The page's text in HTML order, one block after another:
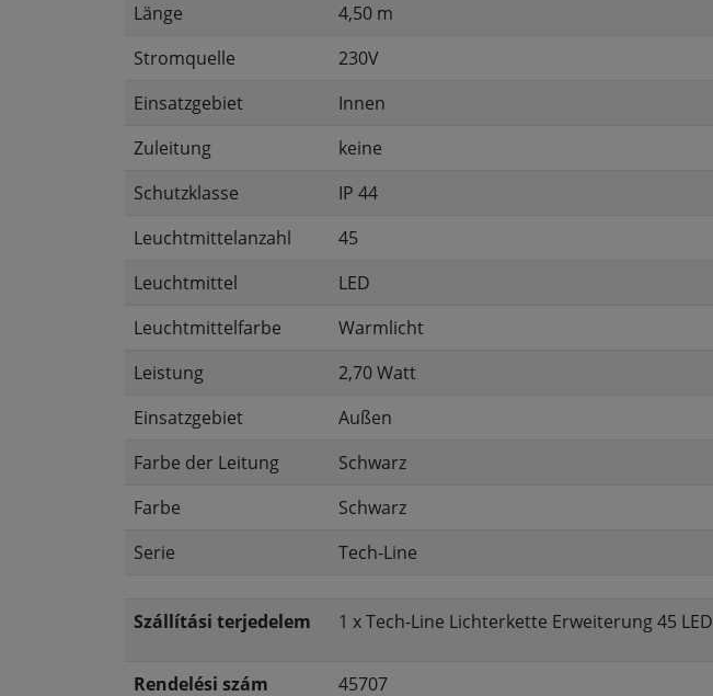
Länge
4,50 m
Stromquelle
230V
Einsatzgebiet
Innen
Zuleitung
keine
Schutzklasse
IP 44
Leuchtmittelanzahl
45
Leuchtmittel
LED
Leuchtmittelfarbe
Warmlicht
Leistung
2,70 Watt
Einsatzgebiet
Außen
Farbe der Leitung
Schwarz
Farbe
Schwarz
Serie
Tech-Line
Szállítási terjedelem 1 x Tech-Line Lichterkette Erweiterung 45 LED
Rendelési szám 45707